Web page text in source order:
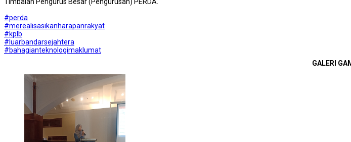
#perda
#merealisasikanharapanrakyat
#kplb
#luarbandarsejahtera
#bahagianteknologimaklumat
GALERI